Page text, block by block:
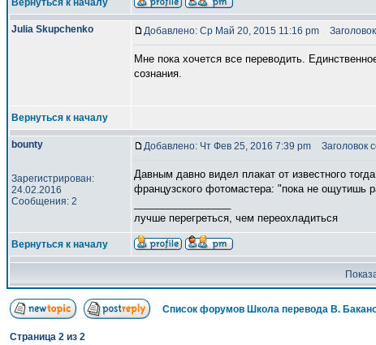
Вернуться к началу
Julia Skupchenko Добавлено: Ср Май 20, 2015 11:16 pm
Мне пока хочется все переводить.
сознания.
Вернуться к началу
bounty
Зарегистрирован:
24.02.2016
Сообщения: 2
Добавлено: Чт Фев 25, 2016 7:39 pm Заголовок
Давным давно видел плакат от известного тогда
французского фотомастера: "пока не ощутишь
лучше перегреться, чем переохладиться
Вернуться к началу
Список форумов Школа перевода В.
Страница 2 из 2